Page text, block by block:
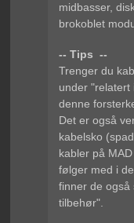
midbasser,
brokoblet
-- Tips --
Trenger du
under "relatert
denne
Det er også
kabelsko
kabler på
følger med i
finner de også
tilbehør".